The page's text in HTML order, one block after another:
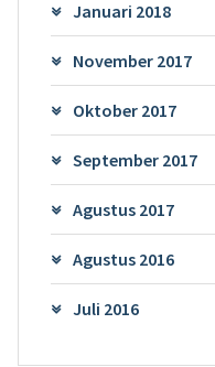
Januari 2018
November 2017
Oktober 2017
September 2017
Agustus 2017
Agustus 2016
Juli 2016